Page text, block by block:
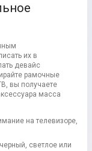
их в
девайс
рамочные
вы получаете
масса
на телевизоре,
светлое или